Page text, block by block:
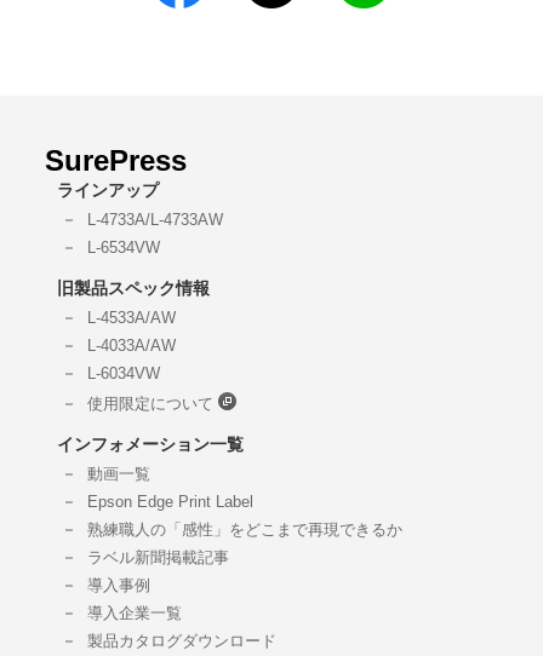
SurePress
ラインアップ
L-4733A/L-4733AW
L-6534VW
旧製品スペック情報
L-4533A/AW
L-4033A/AW​
L-6034VW
使用限定について
インフォメーション一覧
動画一覧
Epson Edge Print Label
熟練職人の「感性」をどこまで再現できるか
ラベル新聞掲載記事
導入事例
導入企業一覧
製品カタログダウンロード